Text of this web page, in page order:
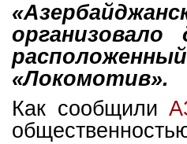
«Локомотив».
Как сообщили